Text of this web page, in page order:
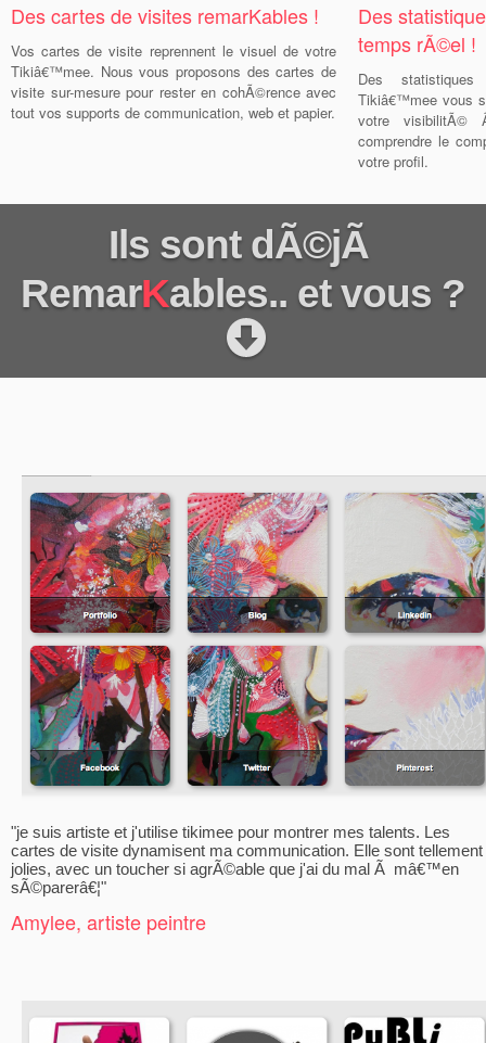
Des cartes de visites remarKables !
Vos cartes de visite reprennent le visuel de votre
Tikiâ€™mee. Nous vous proposons des cartes de
visite sur-mesure pour rester en cohÃ©rence avec
tout vos supports de communication, web et papier.
Des
temps rÃ©el !
Des
Tikiâ€™mee vous
votre
comprendre le
votre profil.
Ils sont dÃ©jÃ
RemarKables.. et vous ?
"je suis artiste et j'utilise tikimee pour montrer mes talents. Les
cartes de visite dynamisent ma communication. Elle sont tellement
jolies, avec un toucher si agrÃ©able que j'ai du mal Ã mâ€™en
sÃ©parerâ€¦"
Amylee, artiste peintre